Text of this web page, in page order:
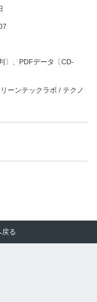
〕、PDFデータ〔CD-
ーンテックラボ / テクノ
る